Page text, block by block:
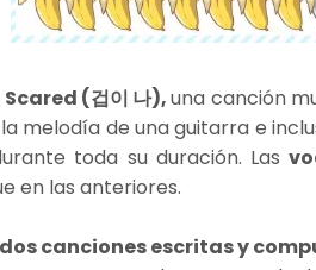
(겁이 나),una canción
melodía de una guitarra e
toda su duración. Las
en las anteriores.
dos canciones escritas y